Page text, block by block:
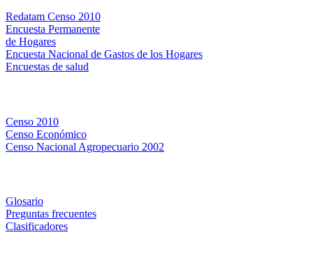
Redatam Censo 2010
Encuesta Permanente
de Hogares
Encuesta Nacional de Gastos de los Hogares
Encuestas de salud
Censo 2010
Censo Económico
Censo Nacional Agropecuario 2002
Glosario
Preguntas frecuentes
Clasificadores